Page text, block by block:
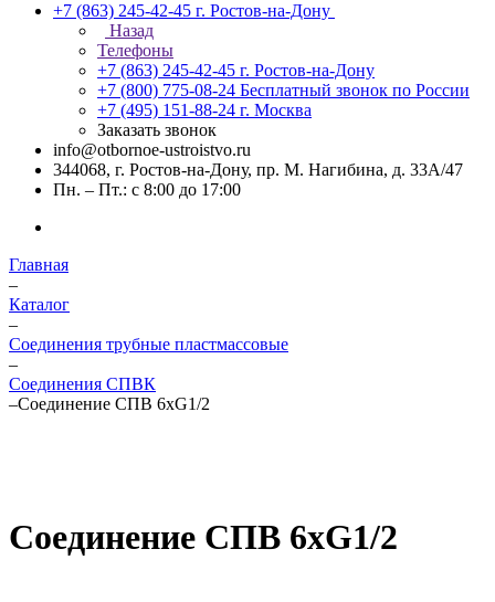
+7 (863) 245-42-45 г. Ростов-на-Дону
Назад
Телефоны
+7 (863) 245-42-45 г. Ростов-на-Дону
+7 (800) 775-08-24 Бесплатный звонок по России
+7 (495) 151-88-24 г. Москва
Заказать звонок
info@otbornoe-ustroistvo.ru
344068, г. Ростов-на-Дону, пр. М. Нагибина, д. 33А/47
Пн. – Пт.: с 8:00 до 17:00
Главная
–
Каталог
–
Соединения трубные пластмассовые
–
Соединения СПВК
–Соединение СПВ 6хG1/2
Соединение СПВ 6хG1/2